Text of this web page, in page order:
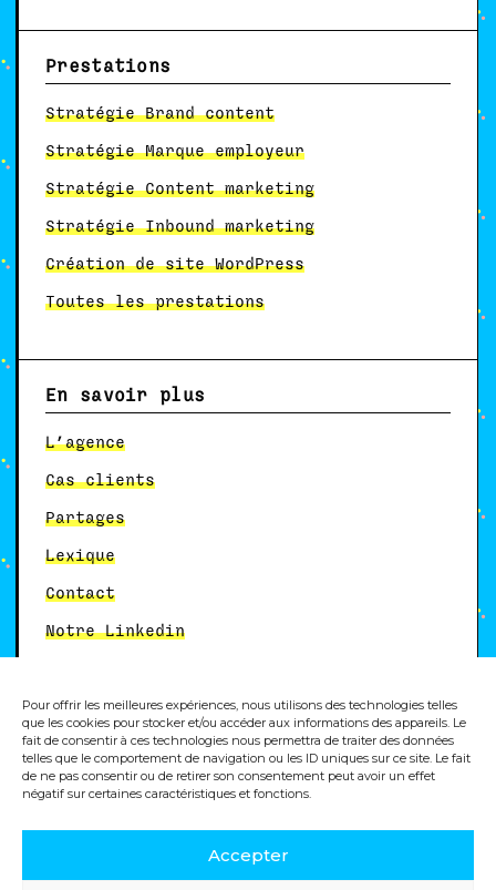
Pour offrir les meilleures expériences, nous utilisons des technologies telles
que les cookies pour stocker et/ou accéder aux informations des appareils. Le
fait de consentir à ces technologies nous permettra de traiter des données
telles que le comportement de navigation ou les ID uniques sur ce site. Le fait
de ne pas consentir ou de retirer son consentement peut avoir un effet
négatif sur certaines caractéristiques et fonctions.
Accepter
Prestations
Stratégie Brand content
Stratégie Marque employeur
Stratégie Content marketing
Stratégie Inbound marketing
Création de site WordPress
Toutes les prestations
En savoir plus
L’agence
Cas clients
Partages
Lexique
Contact
Notre Linkedin
Autres services
Formation analytics
© 2025, Dity, agence digitale